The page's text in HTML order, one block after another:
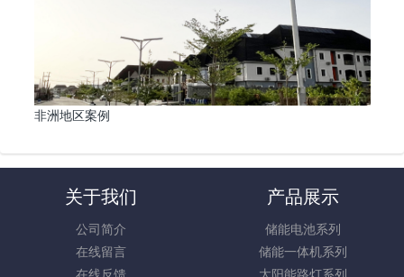
非洲地区案例
关于我们
公司简介
在线留言
产品展示
储能电池系列
储能一体机系列